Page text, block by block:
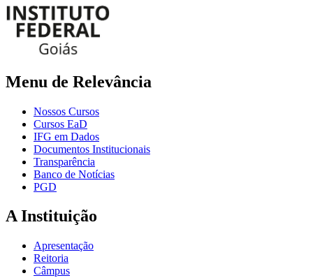
Menu de Relevância
Nossos Cursos
Cursos EaD
IFG em Dados
Documentos Institucionais
Transparência
Banco de Notícias
PGD
A Instituição
Apresentação
Reitoria
Câmpus